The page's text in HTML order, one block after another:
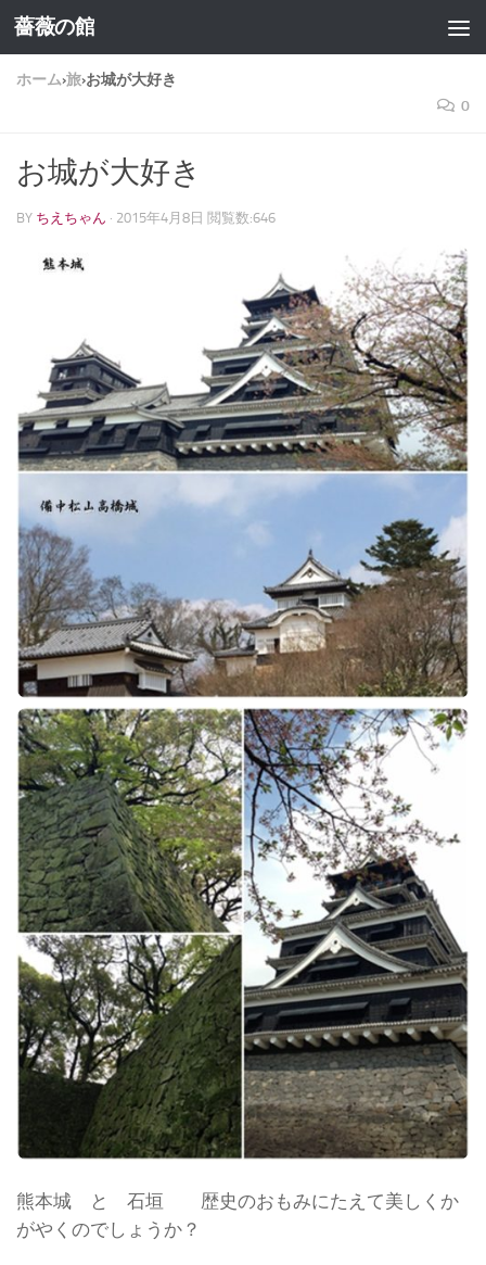
コンテンツへスキップ
薔薇の館
ホーム›旅›お城が大好き
0
お城が大好き
BY ちえちゃん · 2015年4月8日 閲覧数:646
熊本城 と 石垣 歴史のおもみにたえて美しくか
がやくのでしょうか？